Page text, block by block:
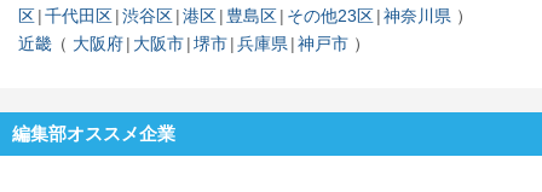
区 千代田区 渋谷区 港区 豊島区 その他23区 神奈川県
近畿
大阪府 大阪市 堺市 兵庫県 神戸市
編集部オススメ企業